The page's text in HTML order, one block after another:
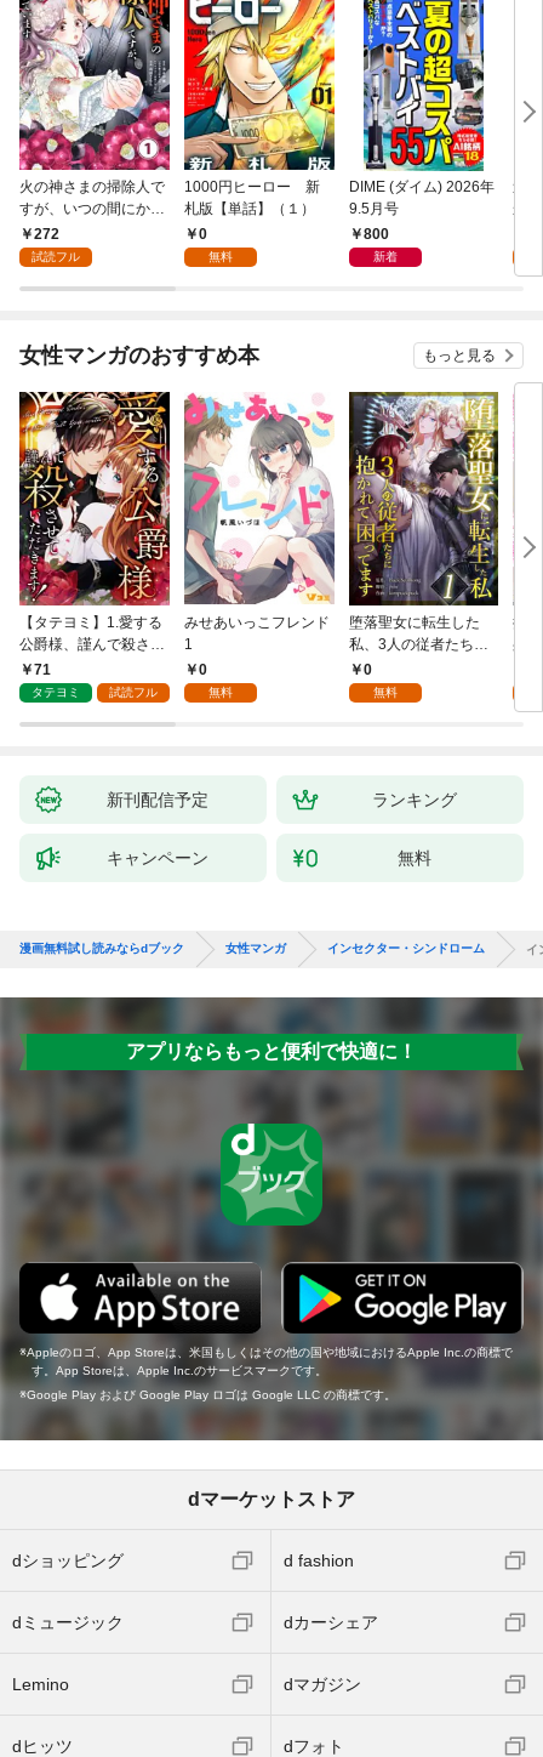
火の神さまの掃除人で
すが、いつの間にか花
嫁として溺愛されてい
ます【単話】（１）
272
試読フル
1000円ヒーロー 新
札版【単話】（１）
0
無料
DIME (ダイム) 2026年
9.5月号
800
新着
追
か
れ
（
女性マンガのおすすめ本 もっと見る
【タテヨミ】1.愛する
公爵様、謹んで殺させ
ていただきます！
71
タテヨミ 試読フル
みせあいっこフレンド
1
0
無料
堕落聖女に転生した
私、3人の従者たちに
抱かれて困ってます 第
1話
0
無料
授
身
新刊配信予定 ランキング
キャンペーン 無料
漫画無料試し読みならdブック 女性マンガ インセクター・シンドローム イ
アプリならもっと便利で快適に！
Appleのロゴ、App Storeは、米国もしくはその他の国や地域におけるApple Inc.の商標で
す。App Storeは、Apple Inc.のサービスマークです。
Google Play および Google Play ロゴは Google LLC の商標です。
dマーケットストア
dショッピング d fashion
dミュージック dカーシェア
Lemino dマガジン
dヒッツ dフォト